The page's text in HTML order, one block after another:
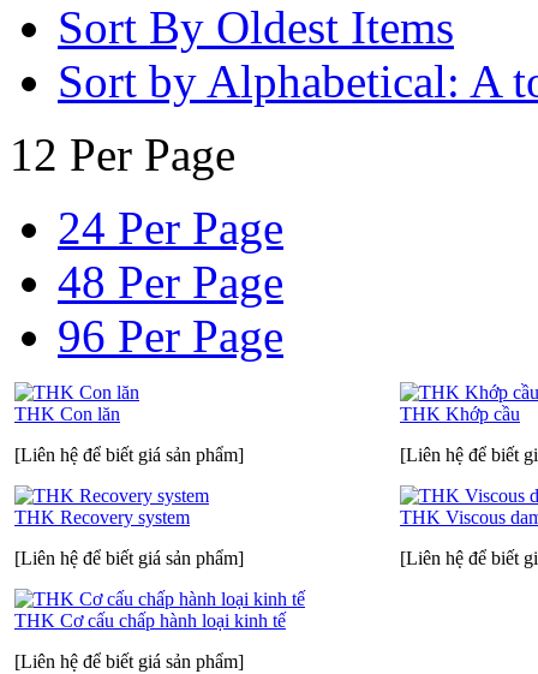
Sort By Oldest Items
Sort by Alphabetical: A
12 Per Page
24 Per Page
48 Per Page
96 Per Page
THK Con lăn
[Liên hệ để biết giá sản phẩm]
THK Khớp cầu
[Liên hệ để biết
THK Recovery system
[Liên hệ để biết giá sản phẩm]
THK Viscous
[Liên hệ để biết
THK Cơ cấu chấp hành loại kinh tế
[Liên hệ để biết giá sản phẩm]